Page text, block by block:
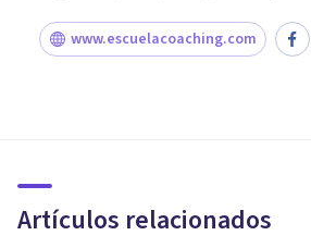
www.escuelacoaching.com
Artículos relacionados
cómo resolverlos)